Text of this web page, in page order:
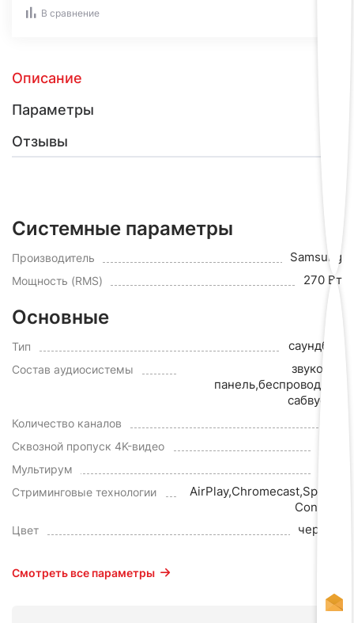
В сравнение
Описание
Параметры
Отзывы
Системные параметры
Производитель Samsung
Мощность (RMS) 270 Вт
Основные
Тип саундбар
Состав аудиосистемы
звуковая
панель,беспроводной
сабвуфер
Количество каналов
Сквозной пропуск 4K-видео
Мультирум
Стриминговые технологии
AirPlay,Chromecast,Spotify
Connect
Цвет черный
Смотреть все параметры